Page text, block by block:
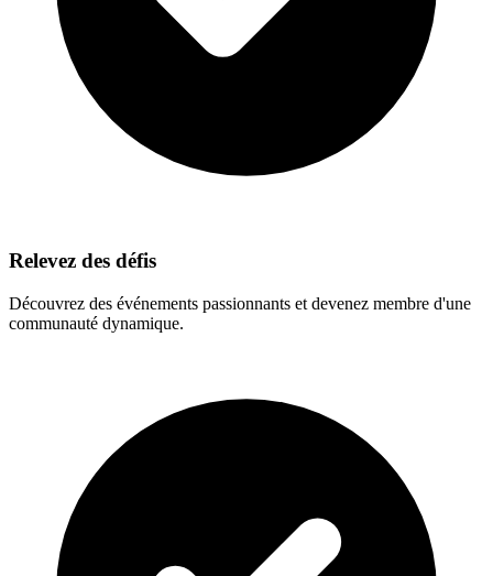
Relevez des défis
Découvrez des événements passionnants et devenez membre d'une
communauté dynamique.